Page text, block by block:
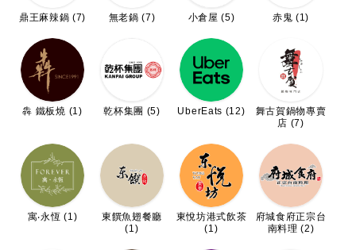
鼎王麻辣鍋 (7) 無老鍋 (7) 小倉屋 (5) 赤鬼 (1)
犇 鐵板燒 (1) 乾杯集團 (5) UberEats (12)
舞古賀鍋物專賣
店 (7)
寓‧永恆 (1)
東饌魚翅餐廳
(1)
東悅坊港式飲茶
(1)
府城食府正宗台
南料理 (2)